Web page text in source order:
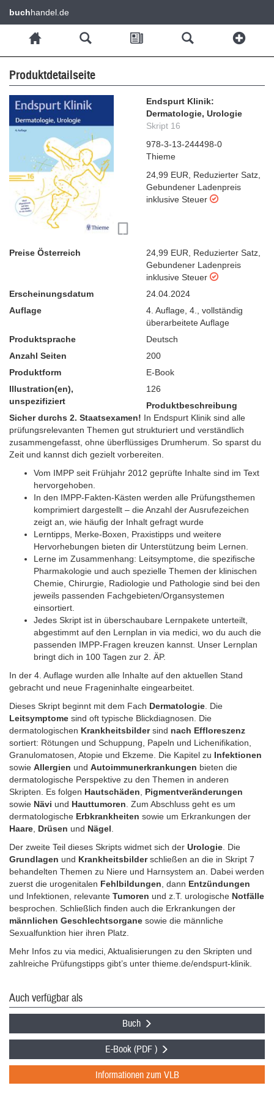
buchhandel.de
Produktdetailseite
Endspurt Klinik:
Dermatologie, Urologie
Skript 16
978-3-13-244498-0
Thieme
24,99 EUR
Reduzierter Satz
Gebundener Ladenpreis
inklusive Steuer
Preise Österreich 24,99 EUR, Reduzierter Satz,
Gebundener Ladenpreis
inklusive Steuer
Erscheinungsdatum
24.04.2024
Auflage
4. Auflage, 4., vollständig
überarbeitete Auflage
Produktsprache
Deutsch
Anzahl Seiten
200
Produktform
E-Book
Illustration(en),
unspezifiziert
126
Produktbeschreibung
Sicher durchs 2. Staatsexamen! In Endspurt Klinik sind alle
prüfungsrelevanten Themen gut strukturiert und verständlich
zusammengefasst, ohne überflüssiges Drumherum. So sparst du
Zeit und kannst dich gezielt vorbereiten.
Vom IMPP seit Frühjahr 2012 geprüfte Inhalte sind im Text
hervorgehoben.
In den IMPP-Fakten-Kästen werden alle Prüfungsthemen
komprimiert dargestellt – die Anzahl der Ausrufezeichen
zeigt an, wie häufig der Inhalt gefragt wurde
Lerntipps, Merke-Boxen, Praxistipps und weitere
Hervorhebungen bieten dir Unterstützung beim Lernen.
Lerne im Zusammenhang: Leitsymptome, die spezifische
Pharmakologie und auch spezielle Themen der klinischen
Chemie, Chirurgie, Radiologie und Pathologie sind bei den
jeweils passenden Fachgebieten/Organsystemen
einsortiert.
Jedes Skript ist in überschaubare Lernpakete unterteilt,
abgestimmt auf den Lernplan in via medici, wo du auch die
passenden IMPP-Fragen kreuzen kannst. Unser Lernplan
bringt dich in 100 Tagen zur 2. ÄP.
In der 4. Auflage wurden alle Inhalte auf den aktuellen Stand
gebracht und neue Frageninhalte eingearbeitet.
Dieses Skript beginnt mit dem Fach Dermatologie. Die
Leitsymptome sind oft typische Blickdiagnosen. Die
dermatologischen Krankheitsbildersind nach Effloreszenz
sortiert: Rötungen und Schuppung, Papeln und Lichenifikation,
Granulomatosen, Atopie und Ekzeme. Die Kapitel zu Infektionen
sowie Allergien und Autoimmunerkrankungen bieten die
dermatologische Perspektive zu den Themen in anderen
Skripten. Es folgen Hautschäden, Pigmentveränderungen
sowie Nävi und Hauttumoren. Zum Abschluss geht es um
dermatologische Erbkrankheiten sowie um Erkrankungen der
Haare, Drüsen und Nägel.
Der zweite Teil dieses Skripts widmet sich der Urologie. Die
Grundlagen und Krankheitsbilderschließen an die in Skript 7
behandelten Themen zu Niere und Harnsystem an. Dabei werden
zuerst die urogenitalen Fehlbildungen, dann Entzündungen
und Infektionen, relevante Tumoren und z.T. urologische Notfälle
besprochen. Schließlich finden auch die Erkrankungen der
männlichen Geschlechtsorgane sowie die männliche
Sexualfunktion hier ihren Platz.
Mehr Infos zu via medici, Aktualisierungen zu den Skripten und
zahlreiche Prüfungstipps gibt’s unter thieme.de/endspurt-klinik.
Auch verfügbar als
Buch
E-Book (PDF )
Informationen zum VLB